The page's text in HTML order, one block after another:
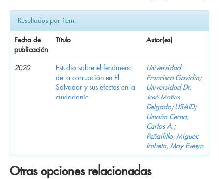
Resultados por ítem:
Fecha de
publicación
Título Autor(es)
2020
Estudio sobre el fenómeno
de la corrupción en El
Salvador y sus efectos en la
ciudadanía
Universidad
Francisco Gavidia;
Universidad Dr.
José Matías
Delgado; USAID;
Umaña Cerna,
Carlos A.;
Peñailillo, Miguel;
Iraheta, May Evelyn
Otras opciones relacionadas